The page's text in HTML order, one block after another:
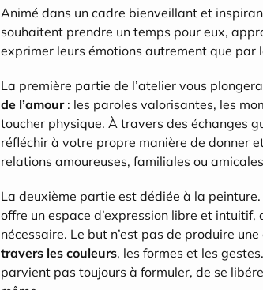
Animé dans un cadre bienveillant et
souhaitent prendre un temps pour eux,
exprimer leurs émotions autrement que par
La première partie de l’atelier vous
de l’amour : les paroles valorisantes, les
toucher physique. À travers des échanges
réfléchir à votre propre manière de donner
relations amoureuses, familiales ou
La deuxième partie est dédiée à la peinture.
offre un espace d’expression libre et
nécessaire. Le but n’est pas de produire
travers les couleurs, les formes et les
parvient pas toujours à formuler, de se